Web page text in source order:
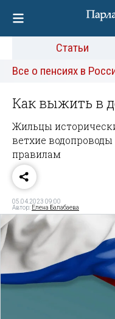
Статьи
Все о пенсиях в
Как выжить в
Жильцы
ветхие
правилам
05.04.2023 09:00
Автор: Елена Балабаева